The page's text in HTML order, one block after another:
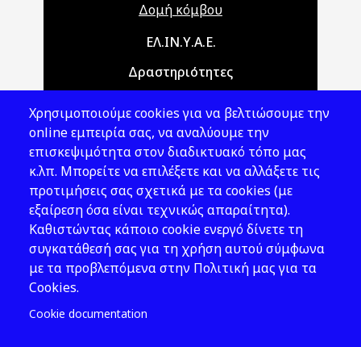
Δομή κόμβου
Main navigationΕΛ.ΙΝ.Υ.Α.Ε.
Δραστηριότητες
Νομοθεσία
Εκδόσεις
Νέα - Εκδηλώσεις
Ακολουθήστε μας
Χρησιμοποιούμε cookies για να βελτιώσουμε την
online εμπειρία σας, να αναλύουμε την
επισκεψιμότητα στον διαδικτυακό τόπο μας
κ.λπ. Μπορείτε να επιλέξετε και να αλλάξετε τις
προτιμήσεις σας σχετικά με τα cookies (με
εξαίρεση όσα είναι τεχνικώς απαραίτητα).
Καθιστώντας κάποιο cookie ενεργό δίνετε τη
συγκατάθεσή σας για τη χρήση αυτού σύμφωνα
με τα προβλεπόμενα στην Πολιτική μας για τα
Cookies.
Cookie documentation